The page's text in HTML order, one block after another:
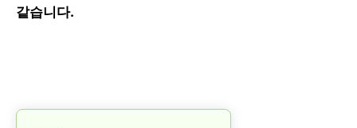
같습니다.